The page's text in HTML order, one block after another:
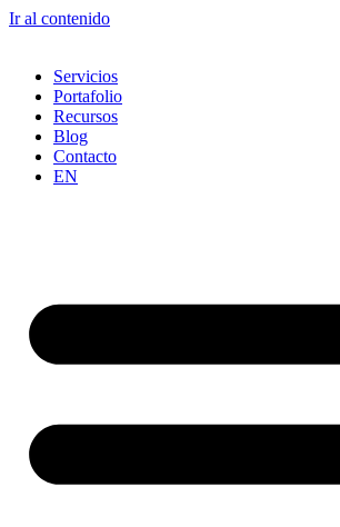
Ir al contenido
Servicios
Portafolio
Recursos
Blog
Contacto
EN